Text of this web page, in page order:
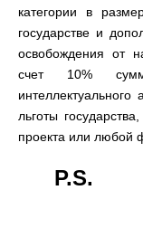
категории в
государстве и
освобождения от
счет10%
интеллектуального
льготы государства
проекта или любой
P.S.